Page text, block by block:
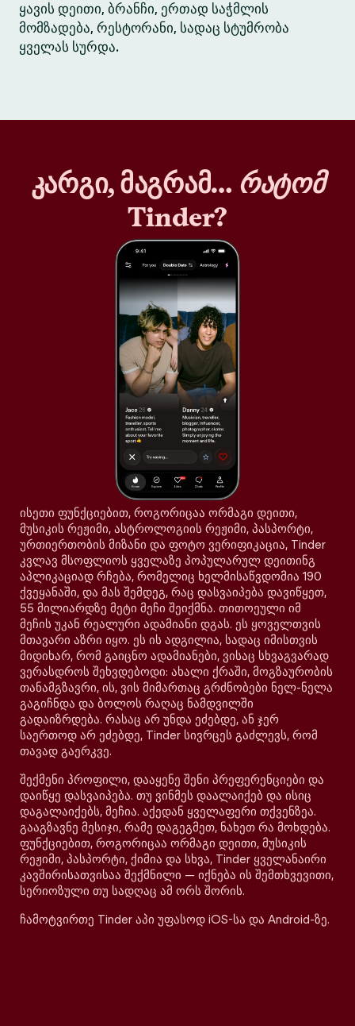
ყავის დეითი, ბრანჩი, ერთად საჭმლის
მომზადება, რესტორანი, სადაც სტუმრობა
ყველას სურდა.
კარგი, მაგრამ… რატომ
Tinder?
ისეთი ფუნქციებით, როგორიცაა ორმაგი დეითი,
მუსიკის რეჟიმი, ასტროლოგიის რეჟიმი, პასპორტი,
ურთიერთობის მიზანი და ფოტო ვერიფიკაცია, Tinder
კვლავ მსოფლიოს ყველაზე პოპულარულ დეითინგ
აპლიკაციად რჩება, რომელიც ხელმისაწვდომია 190
ქვეყანაში, და მას შემდეგ, რაც დასვაიპება დავიწყეთ,
55 მილიარდზე მეტი მეჩი შეიქმნა. თითოეული იმ
მეჩის უკან რეალური ადამიანი დგას. ეს ყოველთვის
მთავარი აზრი იყო. ეს ის ადგილია, სადაც იმისთვის
მიდიხარ, რომ გაიცნო ადამიანები, ვისაც სხვაგვარად
ვერასდროს შეხვდებოდი: ახალი ქრაში, მოგზაურობის
თანამგზავრი, ის, ვის მიმართაც გრძნობები ნელ-ნელა
გაგიჩნდა და ბოლოს რაღაც ნამდვილში
გადაიზრდება. რასაც არ უნდა ეძებდე, ან ჯერ
საერთოდ არ ეძებდე, Tinder სივრცეს გაძლევს, რომ
თავად გაერკვე.
შექმენი პროფილი, დააყენე შენი პრეფერენციები და
დაიწყე დასვაიპება. თუ ვინმეს დაალაიქებ და ისიც
დაგალაიქებს, მეჩია. აქედან ყველაფერი თქვენზეა.
გააგზავნე მესიჯი, რამე დაგეგმეთ, ნახეთ რა მოხდება.
ფუნქციებით, როგორიცაა ორმაგი დეითი, მუსიკის
რეჟიმი, პასპორტი, ქიმია და სხვა, Tinder ყველანაირი
კავშირისათვისაა შექმნილი — იქნება ის შემთხვევითი,
სერიოზული თუ სადღაც ამ ორს შორის.
ჩამოტვირთე Tinder აპი უფასოდ iOS-სა და Android-ზე.